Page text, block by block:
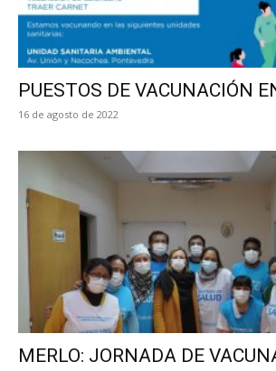
PUESTOS DE VACUNACIÓN
16 de agosto de 2022
MERLO: JORNADA DE